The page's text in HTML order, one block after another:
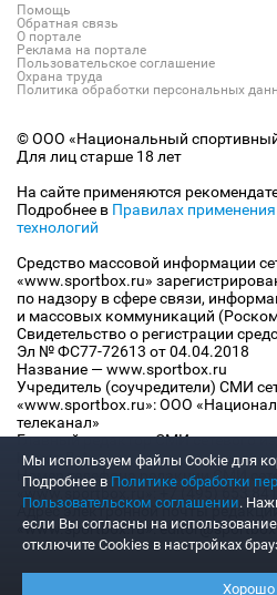
Помощь
Обратная связь
О портале
Реклама на портале
Пользовательское соглашение
Охрана труда
Политика обработки персональных
© ООО «Национальный
Для лиц старше 18 лет
На сайте применяются
Подробнее в Правилах
технологий
Средство массовой информации
«www.sportbox.ru»
по надзору в сфере связи,
и массовых коммуникаций
Свидетельство о регистрации
Эл № ФС77-72613 от 04.04.2018
Название — www.sportbox.ru
Учредитель (соучредители) СМИ
«www.sportbox.ru»: ООО
телеканал»
Главный редактор СМИ сетевого
Конов В.А.
Номер телефона редакции СМИ
«www.sportbox.ru»: +7 (495) 653 8419
Адрес электронной почты
«www.sportbox.ru»:
Мы используем файлы Сookie для
Подробнее в Политике обработки
Пользовательском соглашении.
если Вы согласны на
отключите Cookies в настройках
Хорошо